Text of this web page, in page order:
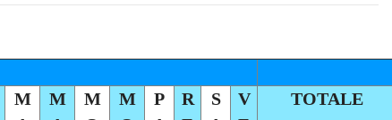
M
M
M
M
P
R
S
V
TOTALE